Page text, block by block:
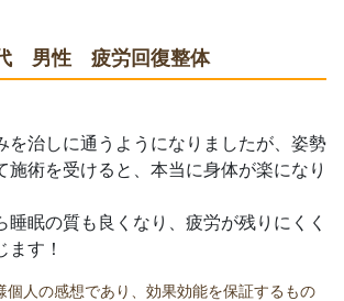
男性 疲労回復整体
を治しに通うようになりましたが、姿勢
施術を受けると、本当に身体が楽になり
睡眠の質も良くなり、疲労が残りにくく
ます！
人の感想であり、効果効能を保証するもの